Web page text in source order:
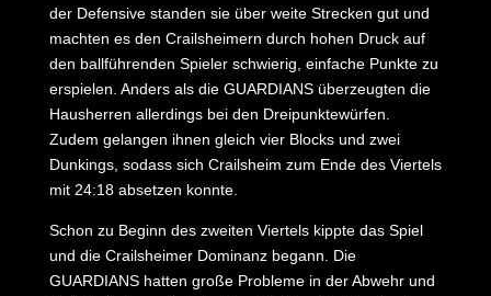
der Defensive standen sie über weite Strecken gut und
machten es den Crailsheimern durch hohen Druck auf
den ballführenden Spieler schwierig, einfache Punkte zu
erspielen. Anders als die GUARDIANS überzeugten die
Hausherren allerdings bei den Dreipunktewürfen.
Zudem gelangen ihnen gleich vier Blocks und zwei
Dunkings, sodass sich Crailsheim zum Ende des Viertels
mit 24:18 absetzen konnte.
Schon zu Beginn des zweiten Viertels kippte das Spiel
und die Crailsheimer Dominanz begann. Die
GUARDIANS hatten große Probleme in der Abwehr und